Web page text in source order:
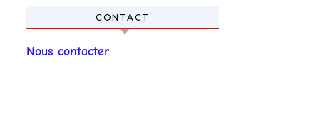
CONTACT
Nous contacter